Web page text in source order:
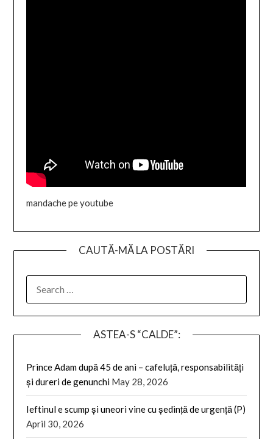
mandache pe youtube
CAUTĂ-MĂ LA POSTĂRI
FOR:
ASTEA-S “CALDE”:
Prince Adam după 45 de ani – cafeluță, responsabilități
și dureri de genunchi May 28, 2026
Ieftinul e scump și uneori vine cu ședință de urgență (P)
April 30, 2026